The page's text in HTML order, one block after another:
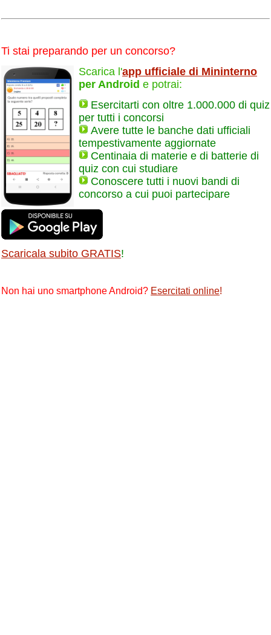
Ti stai preparando per un concorso?
Scarica l'app ufficiale di Mininterno
per Android e potrai:
Esercitarti con oltre 1.000.000 di quiz
per tutti i concorsi
Avere tutte le banche dati ufficiali
tempestivamente aggiornate
Centinaia di materie e di batterie di
quiz con cui studiare
Conoscere tutti i nuovi bandi di
concorso a cui puoi partecipare
Scaricala subito GRATIS!
Non hai uno smartphone Android? Esercitati online!